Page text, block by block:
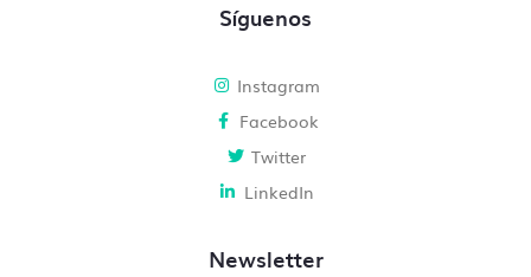
Síguenos
Instagram
Facebook
Twitter
LinkedIn
Newsletter